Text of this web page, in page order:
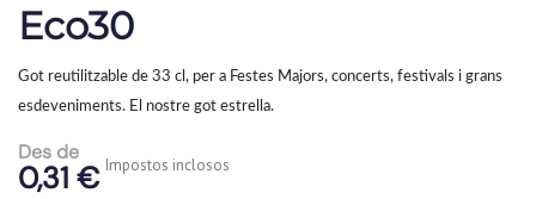
Eco30
Got reutilitzable de 33 cl, per a Festes Majors, concerts, festivals i grans
esdeveniments. El nostre got estrella.
Des de
0,31 € Impostos inclosos